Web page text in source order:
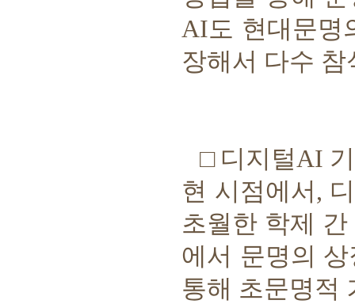
AI도 현대문명
장해서 다수
□ 디지털AI
현 시점에서 ,
초월한 학제
에서 문명의
통해 초문명적